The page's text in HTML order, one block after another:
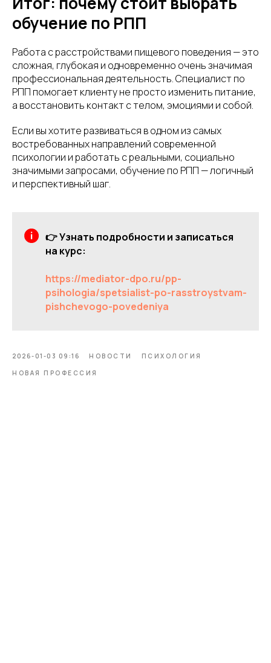
обучение по РПП
Работа с расстройствами пищевого поведения — это
сложная, глубокая и одновременно очень значимая
профессиональная деятельность. Специалист по
РПП помогает клиенту не просто изменить питание,
а восстановить контакт с телом, эмоциями и собой.
Если вы хотите развиваться в одном из самых
востребованных направлений современной
психологии и работать с реальными, социально
значимыми запросами, обучение по РПП — логичный
и перспективный шаг.
👉 Узнать подробности и записаться
на курс:
https://mediator-dpo.ru/pp-
psihologia/spetsialist-po-rasstroystvam-
pishchevogo-povedeniya
2026-01-03 09:16 НОВОСТИ
ПСИХОЛОГИЯ
НОВАЯ ПРОФЕССИЯ